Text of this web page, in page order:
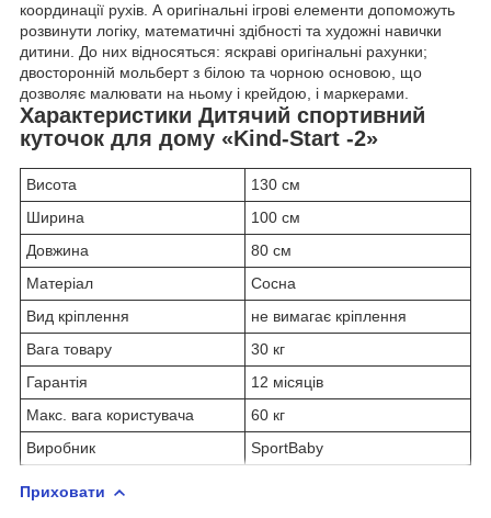
координації рухів. А оригінальні ігрові елементи допоможуть
розвинути логіку, математичні здібності та художні навички
дитини. До них відносяться: яскраві оригінальні рахунки;
двосторонній мольберт з білою та чорною основою, що
дозволяє малювати на ньому і крейдою, і маркерами.
Характеристики Дитячий спортивний
куточок для дому «Kind-Start -2»
Висота
130 см
Ширина
100 см
Довжина
80 см
Матеріал
Сосна
Вид кріплення
не вимагає кріплення
Вага товару
30 кг
Гарантія
12 місяців
Макс. вага користувача
60 кг
Виробник
SportBaby
Приховати